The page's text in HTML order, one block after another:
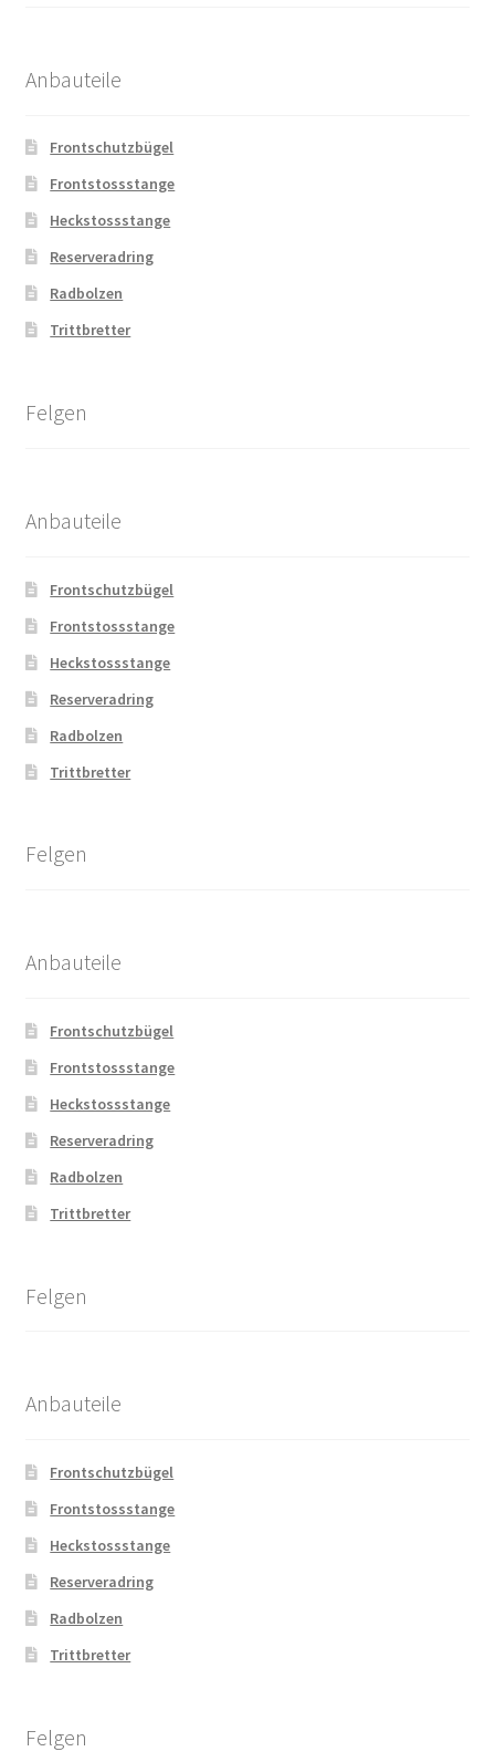
Anbauteile
Frontschutzbügel
Frontstossstange
Heckstossstange
Reserveradring
Radbolzen
Trittbretter
Felgen
Anbauteile
Frontschutzbügel
Frontstossstange
Heckstossstange
Reserveradring
Radbolzen
Trittbretter
Felgen
Anbauteile
Frontschutzbügel
Frontstossstange
Heckstossstange
Reserveradring
Radbolzen
Trittbretter
Felgen
Anbauteile
Frontschutzbügel
Frontstossstange
Heckstossstange
Reserveradring
Radbolzen
Trittbretter
Felgen